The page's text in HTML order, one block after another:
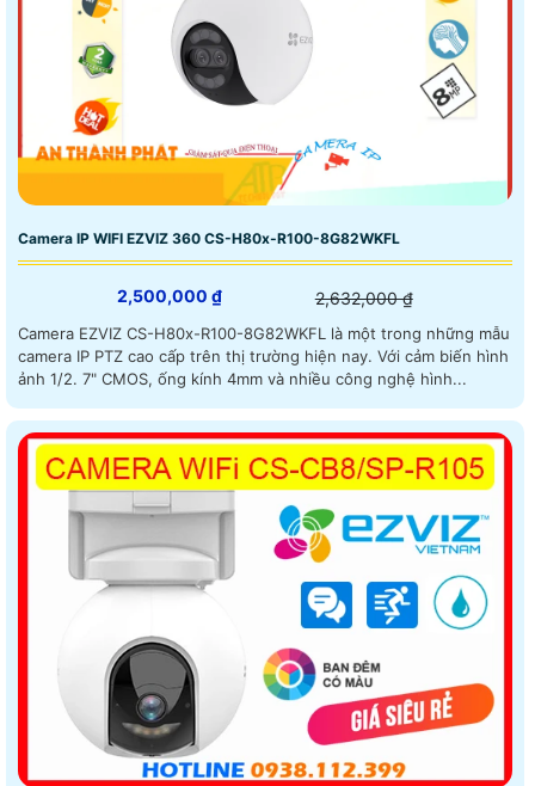
Camera IP WIFI EZVIZ 360 CS-H80x-R100-8G82WKFL
2,500,000 ₫ 2,632,000 ₫
Camera EZVIZ CS-H80x-R100-8G82WKFL là một trong những mẫu
camera IP PTZ cao cấp trên thị trường hiện nay. Với cảm biến hình
ảnh 1/2. 7" CMOS, ống kính 4mm và nhiều công nghệ hình...